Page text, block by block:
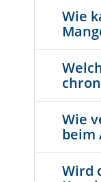
Wie
Wie
beim
Wird